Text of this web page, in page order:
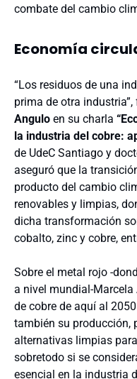
combate del cambio
Economía
“Los residuos de una
prima de otra
Angulo en su charla
la industria del cobre:
de UdeC Santiago y
aseguró que la
producto del cambio
renovables y limpias,
dicha transformación
cobalto, zinc y cobre,
Sobre el metal rojo -
a nivel mundial-
de cobre de aquí al
también su producción,
alternativas limpias
sobretodo si se
esencial en la industria